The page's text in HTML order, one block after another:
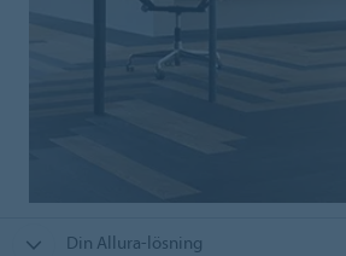
Din Allura-lösning